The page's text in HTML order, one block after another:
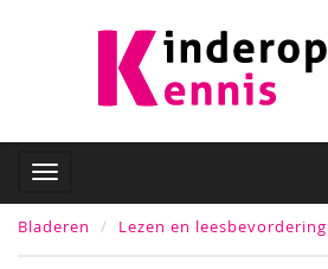
Bladeren Lezen en leesbevordering